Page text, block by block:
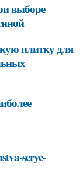
выборе
плитку для
serye-